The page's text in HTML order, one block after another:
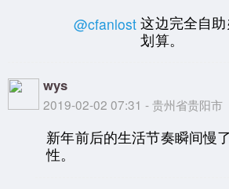
@cfanlost 这边完全自
划算。
wys
2019-02-02 07:31 - 贵州省贵阳市
新年前后的生活节奏瞬间慢
性。